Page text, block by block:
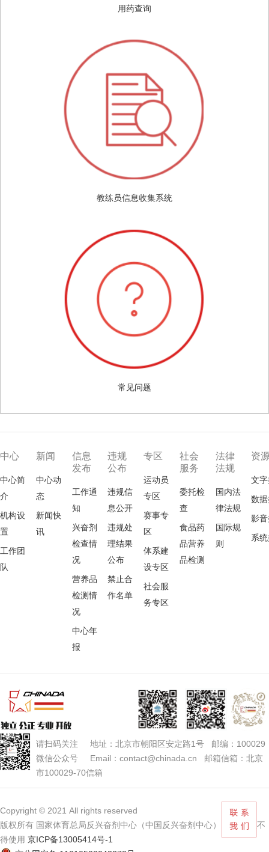
用药查询
教练员信息收集系统
常见问题
中心
中心简
介
机构设
置
工作团
队
新闻
中心动
态
新闻快
讯
信息
发布
工作通
知
兴奋剂
检查情
况
营养品
检测情
况
中心年
报
违规
公布
违规信
息公开
违规处
理结果
公布
禁止合
作名单
专区
运动员
专区
赛事专
区
体系建
设专区
社会服
务专区
社会
服务
委托检
查
食品药
品营养
品检测
法律
法规
国内法
律法规
国际规
则
资
文
数
影
系
请扫码关注 地址：北京市朝阳区安定路1号 邮编：100029
微信公众号 Email：contact@chinada.cn 邮箱信箱：北京
市100029-70信箱
Copyright © 2021 All rights reserved
版权所有 国家体育总局反兴奋剂中心（中国反兴奋剂中心） 未经授权不
得使用 京ICP备13005414号-1